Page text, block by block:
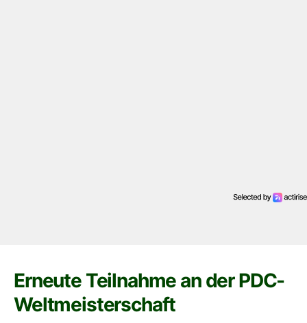
Erneute Teilnahme an der PDC-
Weltmeisterschaft